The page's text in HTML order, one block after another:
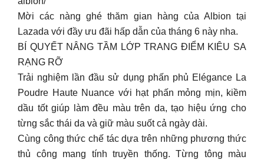
Mời các nàng ghé thăm gian hàng của Albion tại
Lazada với đầy ưu đãi hấp dẫn của tháng 6 này nha.
BÍ QUYẾT NÂNG TẦM LỚP TRANG ĐIỂM KIÊU SA
RẠNG RỠ
Trải nghiệm lần đầu sử dụng phấn phủ Elégance La
Poudre Haute Nuance với hạt phấn mỏng mịn, kiềm
dầu tốt giúp làm đều màu trên da, tạo hiệu ứng cho
từng sắc thái da và giữ màu suốt cả ngày dài.
Cùng công thức chế tác dựa trên những phương thức
thủ công mang tính truyền thống. Từng tông màu